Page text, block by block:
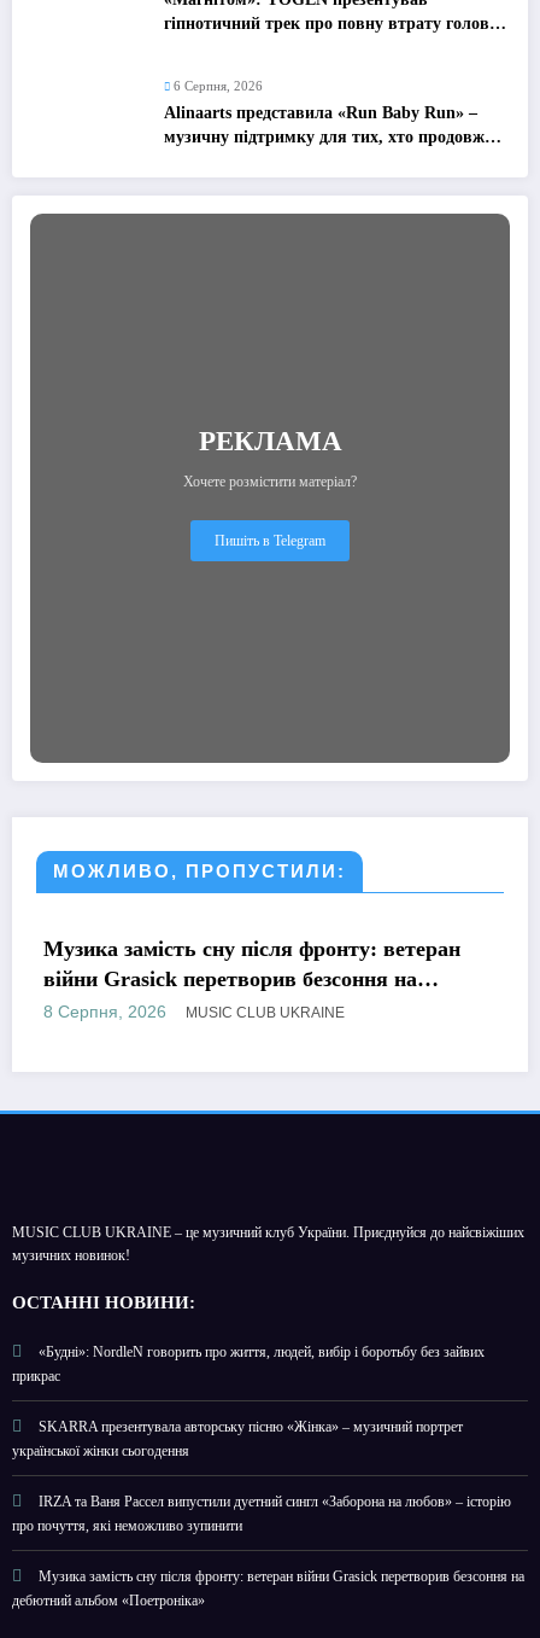
гіпнотичний трек про повну втрату голови
6 Серпня, 2026
Alinaarts представила «Run Baby Run» –
музичну підтримку для тих, хто продовжує
РЕКЛАМА
Хочете розмістити матеріал?
Пишіть в Telegram
МОЖЛИВО, ПРОПУСТИЛИ:
фронту: ветеран
безсоння на
МУЗИКА
Романтична, але точно
KATESELV
Supplier»
8 Серпня, 2026
MUSIC CLUB UKRAINE – це музичний клуб України. Приєднуйся до найсвіжіших
музичних новинок!
ОСТАННІ НОВИНИ:
«Будні»: NordleN говорить про життя, людей, вибір і боротьбу без зайвих
прикрас
SKARRA презентувала авторську пісню «Жінка» – музичний портрет
української жінки сьогодення
IRZA та Ваня Рассел випустили дуетний сингл «Заборона на любов» – історію
про почуття, які неможливо зупинити
Музика замість сну після фронту: ветеран війни Grasick перетворив безсоння на
дебютний альбом «Поетроніка»